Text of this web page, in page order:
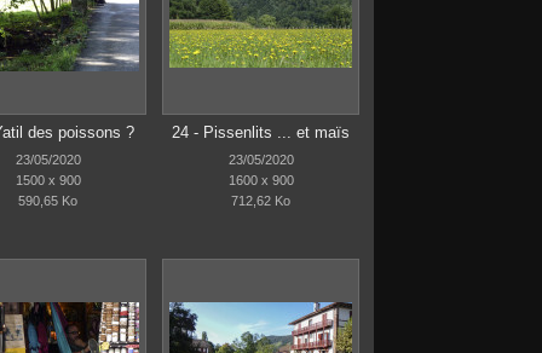
des poissons ?
23/05/2020
1500 x 900
590,65 Ko
24 - Pissenlits ... et maïs
23/05/2020
1600 x 900
712,62 Ko